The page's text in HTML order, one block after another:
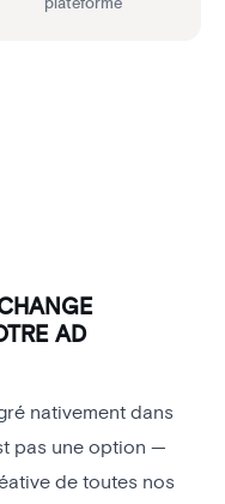
AD
nativement dans
pas une option —
de toutes nos